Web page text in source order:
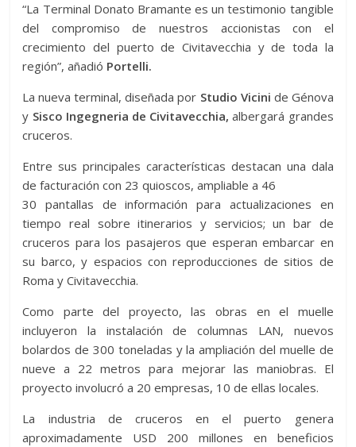
“La Terminal Donato Bramante es un testimonio tangible
del compromiso de nuestros accionistas con el
crecimiento del puerto de Civitavecchia y de toda la
región”, añadió Portelli.
La nueva terminal, diseñada por Studio Vicini de Génova
y Sisco Ingegneria de Civitavecchia, albergará grandes
cruceros.
Entre sus principales características destacan una dala
de facturación con 23 quioscos, ampliable a 46
30 pantallas de información para actualizaciones en
tiempo real sobre itinerarios y servicios; un bar de
cruceros para los pasajeros que esperan embarcar en
su barco, y espacios con reproducciones de sitios de
Roma y Civitavecchia.
Como parte del proyecto, las obras en el muelle
incluyeron la instalación de columnas LAN, nuevos
bolardos de 300 toneladas y la ampliación del muelle de
nueve a 22 metros para mejorar las maniobras. El
proyecto involucró a 20 empresas, 10 de ellas locales.
La industria de cruceros en el puerto genera
aproximadamente USD 200 millones en beneficios